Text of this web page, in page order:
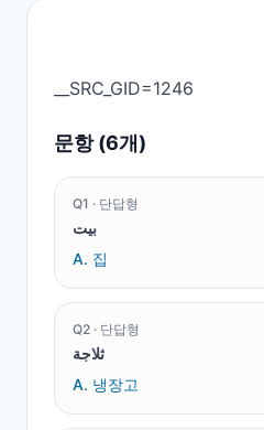
문항 (6개)
Q1 · 단답형
بيت
A. 집
Q2 · 단답형
ثلاجة
A. 냉장고